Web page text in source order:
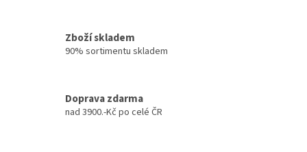
s
Zboží skladem
90% sortimentu skladem
Doprava zdarma
nad 3900.-Kč po celé ČR